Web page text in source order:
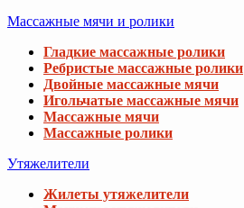
Массажные мячи и ролики
Гладкие массажные ролики
Ребристые массажные ролики
Двойные массажные мячи
Игольчатые массажные мячи
Массажные мячи
Массажные ролики
Утяжелители
Жилеты утяжелители